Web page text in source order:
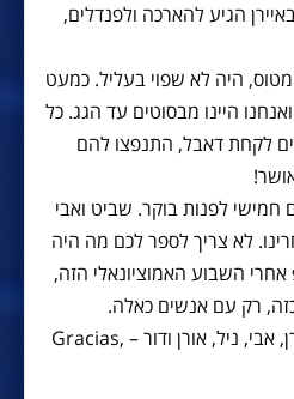
הגיע להארכה ולפנדלים,
היה לא שפוי בעליל. כמעט
היינו מבסוטים עד הגג. כל
לקחת דאבל, התנפצו להם
חמישי לפנות בוקר. שביט ואבי
לא צריך לספר לכם מה היה
השבוע האמוציונאלי הזה,
רק עם אנשים כאלה.
ניר, תומר, שביט, קטיה, לירן, אבי, ניל, אורן ודור – Gracias,